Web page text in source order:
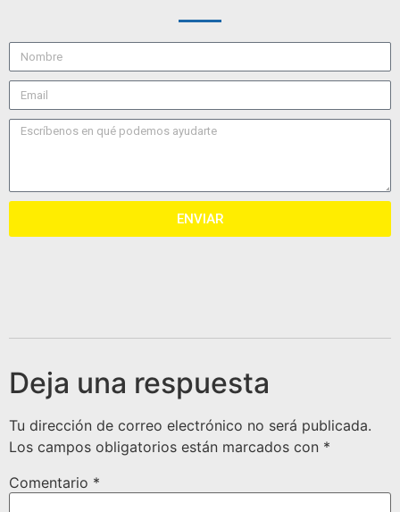
ENVIAR
Deja una respuesta
Tu dirección de correo electrónico no será publicada.
Los campos obligatorios están marcados con *
Comentario *